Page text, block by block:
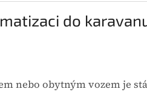
do
nebo obytným vozem je